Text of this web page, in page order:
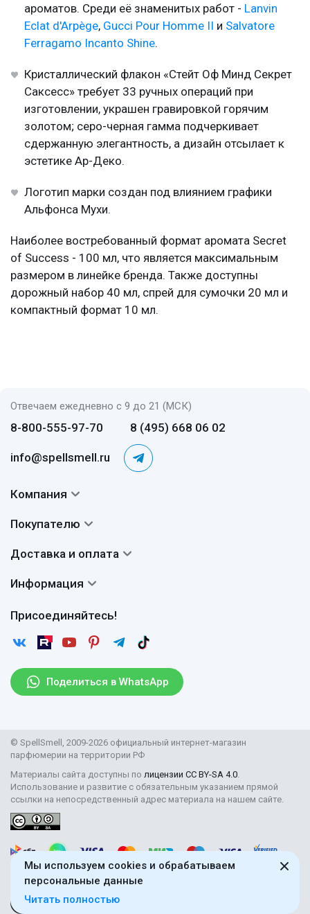
Мы используем cookies и обрабатываем
персональные данные
Читать полностью
ароматов. Среди её знаменитых работ - Lanvin
Eclat d'Arpège, Gucci Pour Homme II и Salvatore
Ferragamo Incanto Shine.
Кристаллический флакон «Стейт Оф Минд Секрет
Саксесс» требует 33 ручных операций при
изготовлении, украшен гравировкой горячим
золотом; серо-черная гамма подчеркивает
сдержанную элегантность, а дизайн отсылает к
эстетике Ар-Деко.
Логотип марки создан под влиянием графики
Альфонса Мухи.
Наиболее востребованный формат аромата Secret
of Success - 100 мл, что является максимальным
размером в линейке бренда. Также доступны
дорожный набор 40 мл, спрей для сумочки 20 мл и
компактный формат 10 мл.
Отвечаем ежедневно с 9 до 21 (МСК)
8-800-555-97-70 8 (495) 668 06 02
info@spellsmell.ru
Поделиться в WhatsApp
Присоединяйтесь!
Компания
Авторы
Сертификаты
Покупателю
Вопросы и ответы
Отзывы
Статьи
Рассылка
Доставка и оплата
Доставка
Возврат
Информация
Пользовательское соглашение
Защита персональных данных
Правила продажи товаров (Постановление Правительства
Поставщикам
© SpellSmell, 2009-2026 официальный интернет-магазин
парфюмерии на территории РФ
Материалы сайта доступны по лицензии CC BY-SA 4.0.
Использование и развитие с обязательным указанием прямой
ссылки на непосредственный адрес материала на нашем сайте.
18+